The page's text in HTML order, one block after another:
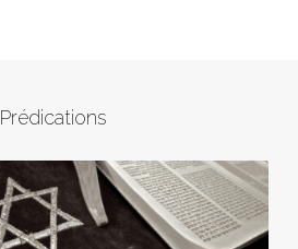
Prédications